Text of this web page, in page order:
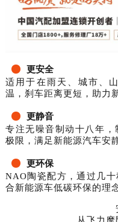
更安全
适用于在雨天、城市、
温，刹车距离更短，助力
更静音
专注无噪音制动十八年
极限，满足新能源汽车安
更环保
NAO陶瓷配方，通过几
合新能源车低碳环保的理